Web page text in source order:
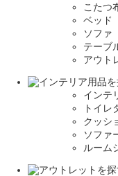
こたつ
ベッド
ソファ
テーブ
アウト
インテ
トイレ
クッシ
ソファ
ルーム